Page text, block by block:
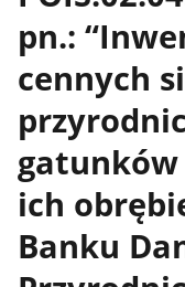
pn.:
cennych
ich
Banku